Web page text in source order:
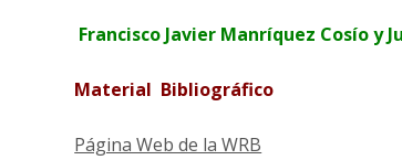
Francisco Javier Manríquez Cosío y
Material Bibliográfico
Página Web de la WRB